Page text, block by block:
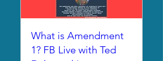
What is Amendment
1? FB Live with Ted